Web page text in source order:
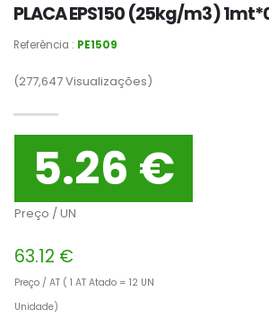
PLACA EPS150 (25kg/m3)
Referência : PE1509
(277,647Visualizações)
5.26 €
Preço / UN
63.12 €
Preço / AT ( 1 AT Atado = 12 UN
Unidade)